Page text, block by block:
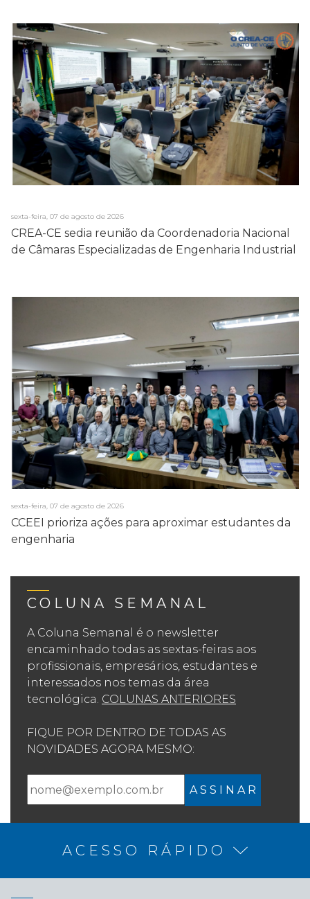
sexta-feira, 07 de agosto de 2026
CREA-CE sedia reunião da Coordenadoria Nacional
de Câmaras Especializadas de Engenharia Industrial
sexta-feira, 07 de agosto de 2026
CCEEI prioriza ações para aproximar estudantes da
engenharia
COLUNA SEMANAL
A Coluna Semanal é o newsletter
encaminhado todas as sextas-feiras aos
profissionais, empresários, estudantes e
interessados nos temas da área
tecnológica. COLUNAS ANTERIORES
FIQUE POR DENTRO DE TODAS AS
NOVIDADES AGORA MESMO:
A S S I N A R
ACESSO RÁPIDO